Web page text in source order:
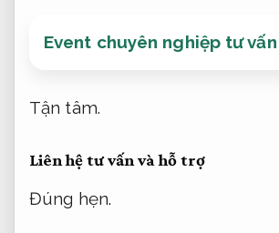
Event chuyên nghiệp tư
Tận tâm.
Liên hệ tư vấn và hỗ trợ
Đúng hẹn.